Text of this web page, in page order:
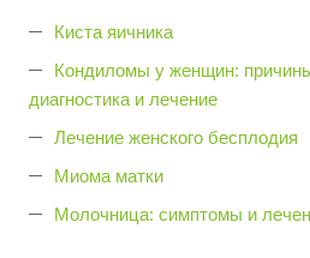
Киста яичника
Кондиломы у женщин:
диагностика и лечение
Лечение женского бесплодия
Миома матки
Молочница: симптомы и